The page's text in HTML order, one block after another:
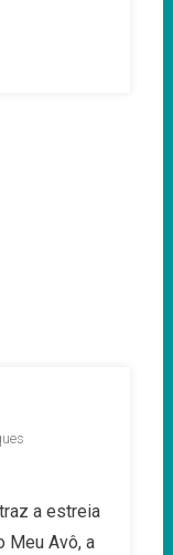
a estreia
Meu Avô, a